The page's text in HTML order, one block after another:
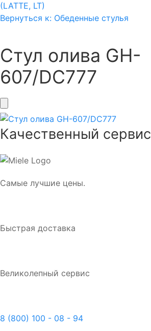
(LATTE, LT)
Вернуться к: Обеденные стулья
Стул олива GH-
607/DC777
Качественный сервис
Самые лучшие цены.
Быстрая доставка
Великолепный сервис
8 (800) 100 - 08 - 94